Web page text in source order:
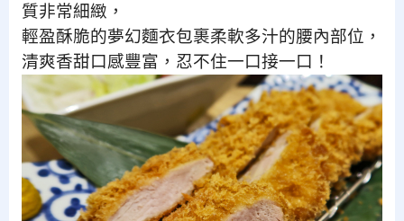
質非常細緻，
輕盈酥脆的夢幻麵衣包裹柔軟多汁的腰內部位，
清爽香甜口感豐富，忍不住一口接一口！